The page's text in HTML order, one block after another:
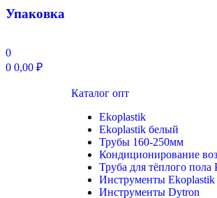
Упаковка
0
0 0,00 ₽
Каталог опт
Ekoplastik
Ekoplastik белый
Трубы 160-250мм
Кондиционирование
Труба для тёплого пола
Инструменты Ekoplastik
Инструменты Dytron